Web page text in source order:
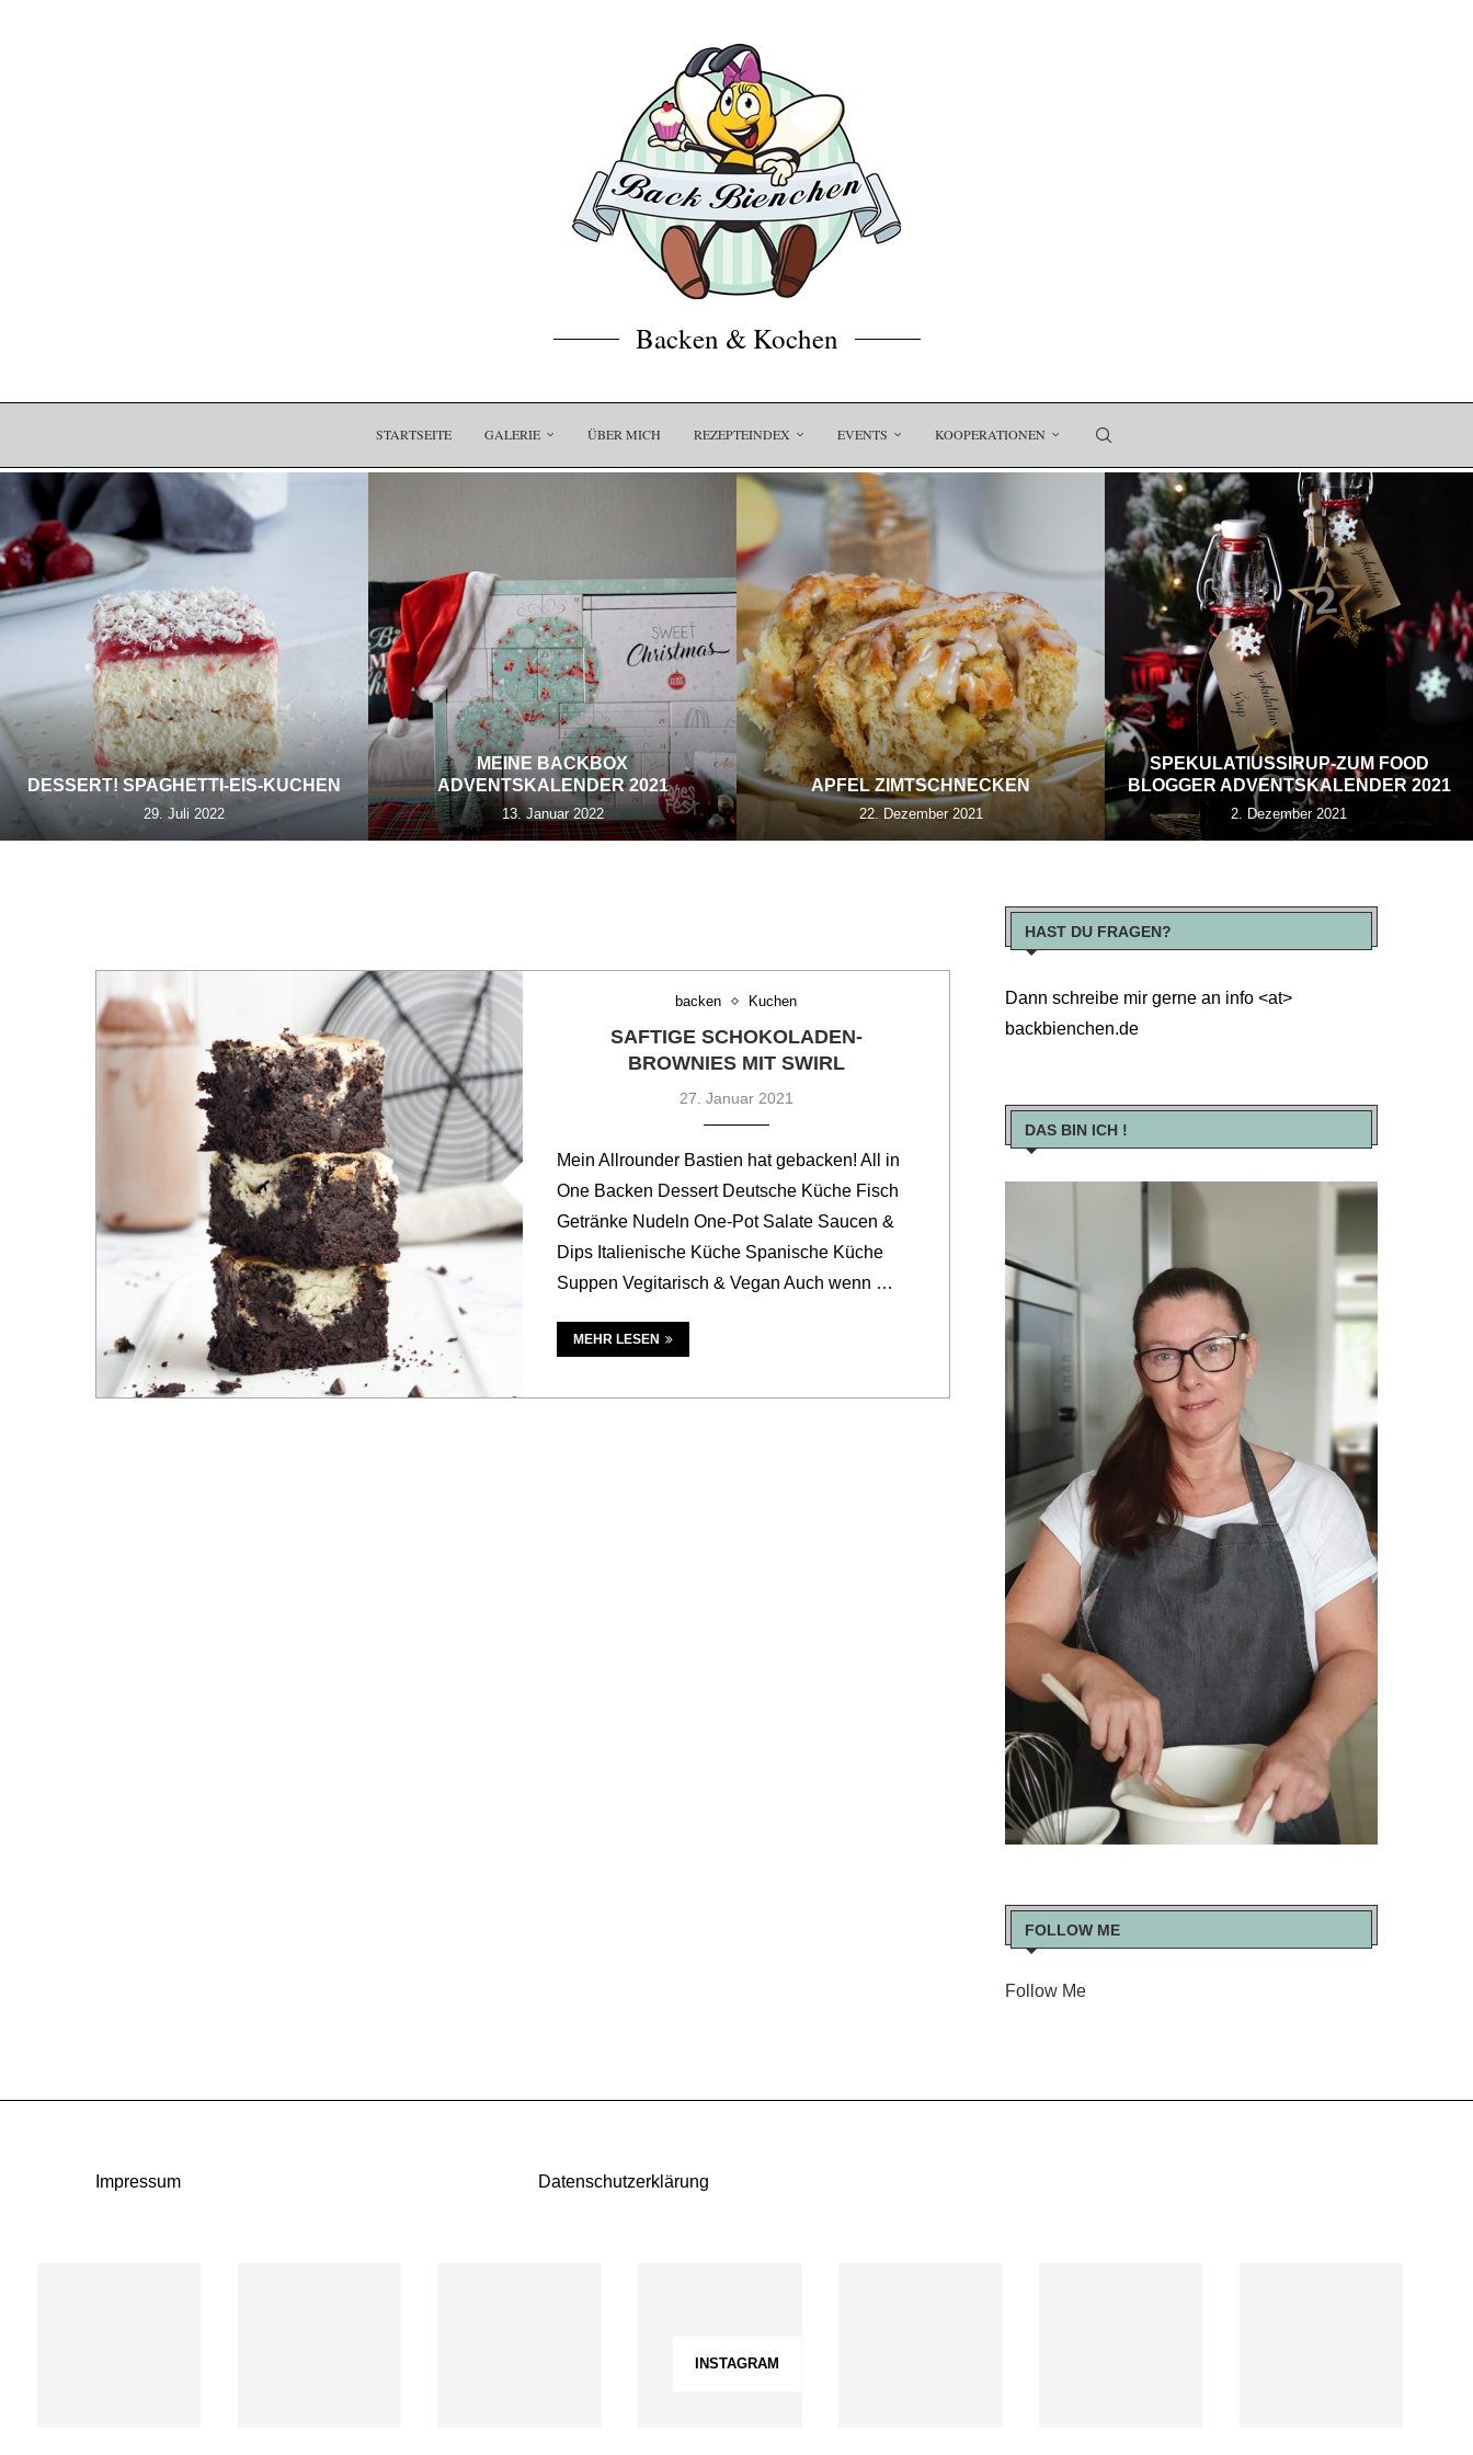
Backen & Kochen
STARTSEITE GALERIE ÜBER MICH REZEPTEINDEX EVENTS KOOPERATIONEN
DESSERT! SPAGHETTI-EIS-KUCHEN
29. Juli 2022
MEINE BACKBOX
ADVENTSKALENDER 2021
13. Januar 2022
APFEL ZIMTSCHNECKEN
22. Dezember 2021
SPEKULATIUSSIRUP-ZUM FOOD
BLOGGER ADVENTSKALENDER 2021
2. Dezember 2021
backen Kuchen
SAFTIGE SCHOKOLADEN-
BROWNIES MIT SWIRL
27. Januar 2021
Mein Allrounder Bastien hat gebacken! All in
One Backen Dessert Deutsche Küche Fisch
Getränke Nudeln One-Pot Salate Saucen &
Dips Italienische Küche Spanische Küche
Suppen Vegitarisch & Vegan Auch wenn …
MEHR LESEN
HAST DU FRAGEN?
Dann schreibe mir gerne an info <at>
backbienchen.de
DAS BIN ICH !
FOLLOW ME
Follow Me
Impressum Datenschutzerklärung
INSTAGRAM